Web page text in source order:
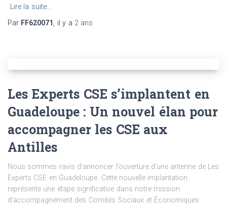
Lire la suite…
Par FF620071 , il y a 2 ans
Les Experts CSE s’implantent en
Guadeloupe : Un nouvel élan pour
accompagner les CSE aux
Antilles
Nous sommes ravis d’annoncer l’ouverture d’une antenne de Les
Experts CSE en Guadeloupe. Cette nouvelle implantation
représente une étape significative dans notre mission
d’accompagnement des Comités Sociaux et Économiques